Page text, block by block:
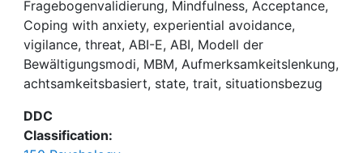
Angstbewältigung überprüfen zu können, wurde
das bestehende Angstbewältigungs-Inventar (ABI;
Krohne & Egloff, 1999) um 16 Items erweitert. So
sollten neben den beiden im ABI erfassten
Konstrukten kognitive Vermeidung und Vigilanz
auch Achtsamkeit, Akzeptanz und Selbstmitgefühl
als Bewältigungsstrategien messbar gemacht
werden. Erweitert wurde in der vorliegenden Arbeit
Fragebogenvalidierung, Mindfulness, Acceptance,
Coping with anxiety, experiential avoidance,
vigilance, threat, ABI-E, ABI, Modell der
Bewältigungsmodi, MBM, Aufmerksamkeitslenkung,
achtsamkeitsbasiert, state, trait, situationsbezug
DDC
Classification: